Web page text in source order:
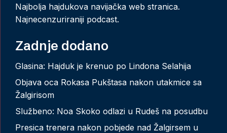
Najbolja hajdukova navijačka web stranica.
Najnecenzuriraniji podcast.
Zadnje dodano
Glasina: Hajduk je krenuo po Lindona Selahija
Objava oca Rokasa Pukštasa nakon utakmice sa
Žalgirisom
Službeno: Noa Skoko odlazi u Rudeš na posudbu
Presica trenera nakon pobjede nad Žalgirsem u